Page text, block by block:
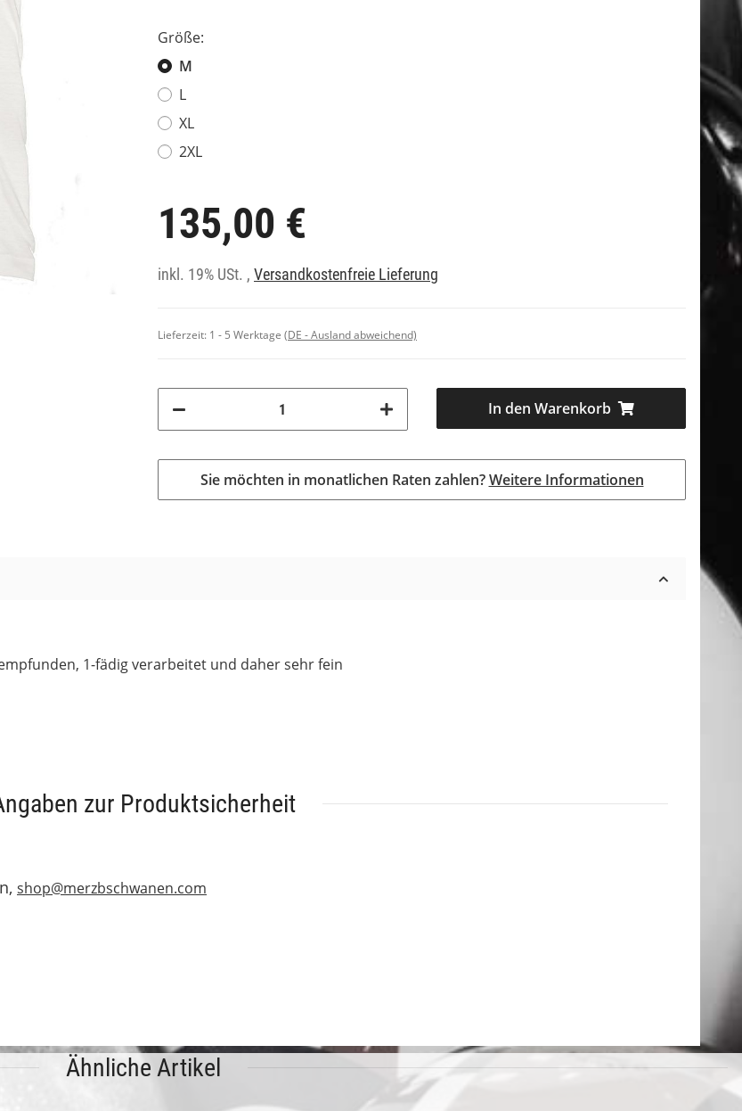
Größe:
M
L
XL
2XL
135,00 €
inkl. 19% USt. , Versandkostenfreie Lieferung
Lieferzeit: 1 - 5 Werktage (DE - Ausland abweichend)
In den Warenkorb
Sie möchten in monatlichen Raten zahlen?Weitere Informationen
1-fädig verarbeitet und daher sehr fein
zur Produktsicherheit
shop@merzbschwanen.com
Ähnliche Artikel